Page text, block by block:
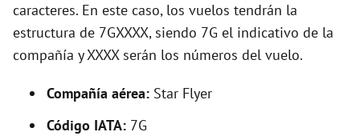
o
caracteres. En este caso, los vuelos tendrán la
estructura de 7GXXXX, siendo 7G el indicativo de la
compañía y XXXX serán los números del vuelo.
Compañía aérea: Star Flyer
Código IATA: 7G